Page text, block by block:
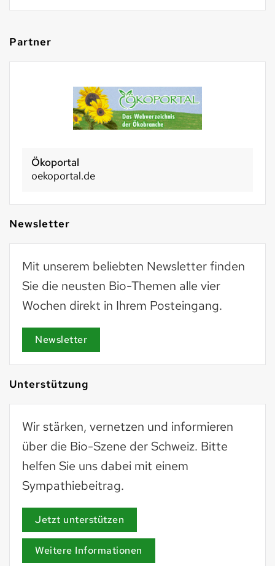
Partner
Ökoportal
oekoportal.de
Newsletter
Mit unserem beliebten Newsletter finden
Sie die neusten Bio-Themen alle vier
Wochen direkt in Ihrem Posteingang.
Newsletter
Unterstützung
Wir stärken, vernetzen und informieren
über die Bio-Szene der Schweiz. Bitte
helfen Sie uns dabei mit einem
Sympathiebeitrag.
Jetzt unterstützen
Weitere Informationen